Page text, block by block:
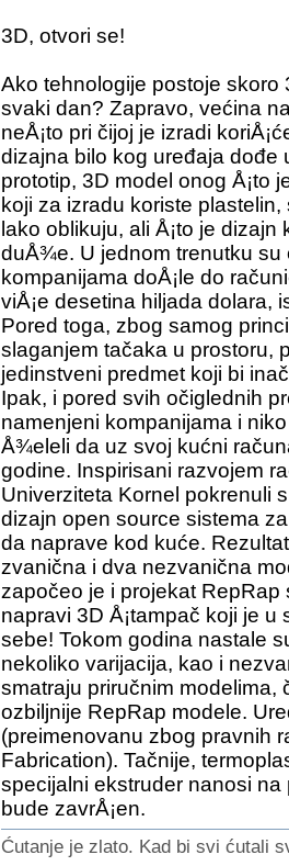
3D, otvori se!
Ako tehnologije postoje skoro
svaki dan? Zapravo, većina
neÅ¡to pri čijoj je izradi
dizajna bilo kog uređaja dođe
prototip, 3D model onog Å¡to
koji za izradu koriste
lako oblikuju, ali Å¡to je
duÅ¾e. U jednom trenutku su
kompanijama doÅ¡le do
viÅ¡e desetina hiljada dolara,
Pored toga, zbog samog
slaganjem tačaka u prostoru,
jedinstveni predmet koji bi
Ipak, i pored svih očiglednih
namenjeni kompanijama i
Å¾eleli da uz svoj kućni
godine. Inspirisani razvojem
Univerziteta Kornel pokrenuli
dizajn open source sistema
da naprave kod kuće.
zvanična i dva nezvanična
započeo je i projekat RepRap
napravi 3D Å¡tampač koji je
sebe! Tokom godina nastale
nekoliko varijacija, kao i
smatraju priručnim modelima,
ozbiljnije RepRap modele.
(preimenovanu zbog pravnih
Fabrication). Tačnije,
specijalni ekstruder nanosi
bude zavrÅ¡en.
Ćutanje je zlato. Kad bi svi ćutali